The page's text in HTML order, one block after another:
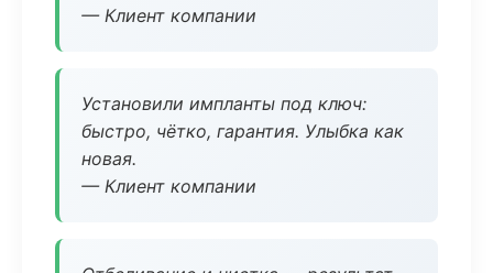
— Клиент компании
Установили импланты под ключ:
быстро, чётко, гарантия. Улыбка как
новая.
— Клиент компании